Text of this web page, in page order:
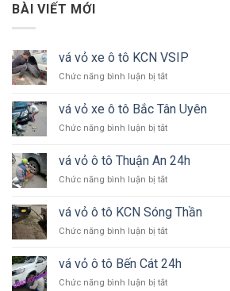
BÀI VIẾT MỚI
vá vỏ xe ô tô KCN VSIP
Chức năng bình luận bị tắtở
vỏ
xe
ô
KCN
vá vỏ xe ô tô Bắc Tân Uyên
Chức năng bình luận bị tắtở
vỏ
xe
ô
Bắc
Tân
Uyên
vá vỏ ô tô Thuận An 24h
Chức năng bình luận bị tắtở
ô
tô
An
vá vỏ ô tô KCN Sóng Thần
Chức năng bình luận bị tắtở
vỏ
ô
tô
vá vỏ ô tô Bến Cát 24h
Chức năng bình luận bị tắtở